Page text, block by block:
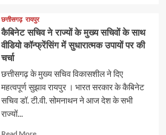
about
छत्तीसगढ़ रायपुर
कैबिनेट सचिव ने राज्यों के मुख्य सचिवों के साथ
वीडियो कॉन्फ्रेंसिंग में सुधारात्मक उपायों पर की
चर्चा
छत्तीसगढ़ के मुख्य सचिव विकासशील ने दिए
महत्वपूर्ण सुझाव रायपुर । भारत सरकार के कैबिनेट
सचिव डॉ. टी.वी. सोमनाथन ने आज देश के सभी
राज्यों...
Read